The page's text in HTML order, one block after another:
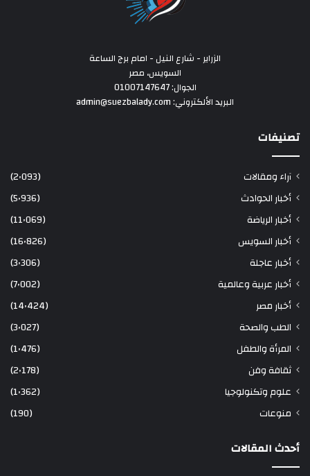
الزراير - شارع النيل - امام برج الساعة
السويس، مصر
الجوال: 01007147647
البريد الألكتروني: admin@suezbalady.com
تصنيفات
آراء ومقالات
(2٬093)
أخبار الحوادث
(5٬936)
أخبار الرياضة
(11٬069)
أخبار السويس
(16٬826)
أخبار عاجلة
(3٬306)
أخبار عربية وعالمية
(7٬002)
أخبار مصر
(14٬424)
الطب والصحة
(3٬027)
المرأة والطفل
(1٬476)
ثقافة وفن
(2٬178)
علوم وتكنولوجيا
(1٬362)
منوعات
(190)
أحدث المقالات